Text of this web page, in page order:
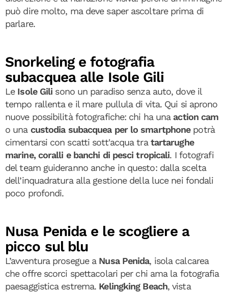
può dire molto, ma deve saper ascoltare prima di
parlare.
Snorkeling e fotografia
subacquea alle Isole Gili
Le Isole Gili sono un paradiso senza auto, dove il
tempo rallenta e il mare pullula di vita. Qui si aprono
nuove possibilità fotografiche: chi ha una action cam
o una custodia subacquea per lo smartphonepotrà
cimentarsi con scatti sott'acqua tra tartarughe
marine, coralli e banchi di pesci tropicali. I fotografi
del team guideranno anche in questo: dalla scelta
dell’inquadratura alla gestione della luce nei fondali
poco profondi.
Nusa Penida e le scogliere a
picco sul blu
L’avventura prosegue a Nusa Penida, isola calcarea
che offre scorci spettacolari per chi ama la fotografia
paesaggistica estrema. Kelingking Beach, vista